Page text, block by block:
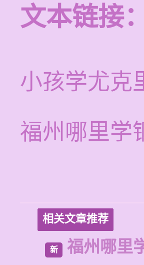
文本链接：
小孩学尤克
福州哪里学
相关文章推荐
新 福州哪里